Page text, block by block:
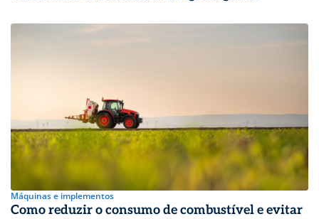
Máquinas e implementos
Como reduzir o consumo de combustível e evitar